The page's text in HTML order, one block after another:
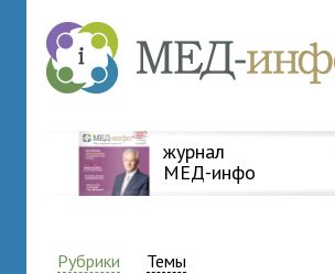
журнал
МЕД-инфо
Рубрики Темы